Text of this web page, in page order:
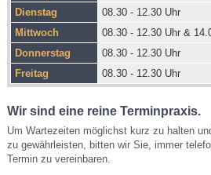
Dienstag
08.30 - 12.30 Uhr
Mittwoch
08.30 - 12.30 Uhr &
Donnerstag
08.30 - 12.30 Uhr
Freitag
08.30 - 12.30 Uhr
Wir sind eine reine Terminpraxis.
Um Wartezeiten möglichst kurz zu halten
zu gewährleisten, bitten wir Sie, immer
Termin zu vereinbaren.